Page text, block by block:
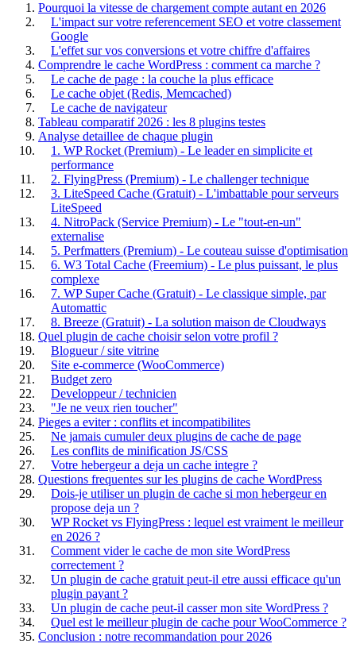
Pourquoi la vitesse de chargement compte autant en 2026
L'impact sur votre referencement SEO et votre classement
Google
L'effet sur vos conversions et votre chiffre d'affaires
Comprendre le cache WordPress : comment ca marche ?
Le cache de page : la couche la plus efficace
Le cache objet (Redis, Memcached)
Le cache de navigateur
Tableau comparatif 2026 : les 8 plugins testes
Analyse detaillee de chaque plugin
1. WP Rocket (Premium) - Le leader en simplicite et
performance
2. FlyingPress (Premium) - Le challenger technique
3. LiteSpeed Cache (Gratuit) - L'imbattable pour serveurs
LiteSpeed
4. NitroPack (Service Premium) - Le "tout-en-un"
externalise
5. Perfmatters (Premium) - Le couteau suisse d'optimisation
6. W3 Total Cache (Freemium) - Le plus puissant, le plus
complexe
7. WP Super Cache (Gratuit) - Le classique simple, par
Automattic
8. Breeze (Gratuit) - La solution maison de Cloudways
Quel plugin de cache choisir selon votre profil ?
Blogueur / site vitrine
Site e-commerce (WooCommerce)
Budget zero
Developpeur / technicien
"Je ne veux rien toucher"
Pieges a eviter : conflits et incompatibilites
Ne jamais cumuler deux plugins de cache de page
Les conflits de minification JS/CSS
Votre hebergeur a deja un cache integre ?
Questions frequentes sur les plugins de cache WordPress
Dois-je utiliser un plugin de cache si mon hebergeur en
propose deja un ?
WP Rocket vs FlyingPress : lequel est vraiment le meilleur
en 2026 ?
Comment vider le cache de mon site WordPress
correctement ?
Un plugin de cache gratuit peut-il etre aussi efficace qu'un
plugin payant ?
Un plugin de cache peut-il casser mon site WordPress ?
Quel est le meilleur plugin de cache pour WooCommerce ?
Conclusion : notre recommandation pour 2026